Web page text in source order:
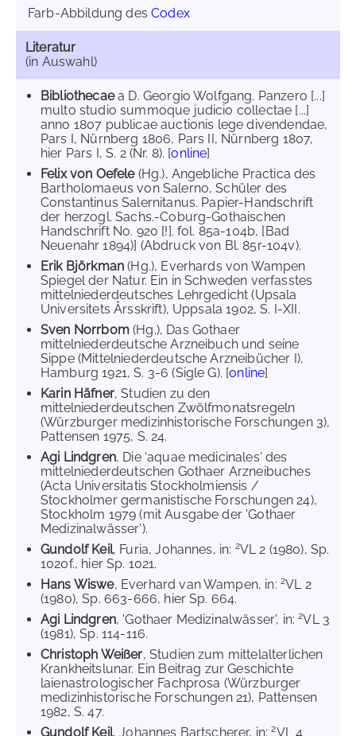
Farb-Abbildung desCodex
Literatur
(in Auswahl)
Bibliothecaea D. Georgio Wolfgang. Panzero [...]
multo studio summoque judicio collectae [...]
anno 1807 publicae auctionis lege divendendae,
Pars I, Nürnberg 1806, Pars II, Nürnberg 1807,
hier Pars I, S. 2 (Nr. 8). [online]
Felix von Oefele (Hg.), Angebliche Practica des
Bartholomaeus von Salerno, Schüler des
Constantinus Salernitanus. Papier-Handschrift
der herzogl. Sachs.-Coburg-Gothaischen
Handschrift No. 920 [!]. fol. 85a-104b, [Bad
Neuenahr 1894)] (Abdruck von Bl. 85r-104v).
Erik Björkman(Hg.), Everhards von Wampen
Spiegel der Natur. Ein in Schweden verfasstes
mittelniederdeutsches Lehrgedicht (Upsala
Universitets Årsskrift), Uppsala 1902, S. I-XII.
Sven Norrbom(Hg.), Das Gothaer
mittelniederdeutsche Arzneibuch und seine
Sippe (Mittelniederdeutsche Arzneibücher I),
Hamburg 1921, S. 3-6 (Sigle G). [online]
Karin Häfner, Studien zu den
mittelniederdeutschen Zwölfmonatsregeln
(Würzburger medizinhistorische Forschungen 3),
Pattensen 1975, S. 24.
Agi Lindgren, Die 'aquae medicinales' des
mittelniederdeutschen Gothaer Arzneibuches
(Acta Universitatis Stockholmiensis /
Stockholmer germanistische Forschungen 24),
Stockholm 1979 (mit Ausgabe der 'Gothaer
Medizinalwässer').
Gundolf Keil, Furia, Johannes, in: 2VL 2 (1980), Sp.
1020f., hier Sp. 1021.
Hans Wiswe, Everhard van Wampen, in: 2VL 2
(1980), Sp. 663-666, hier Sp. 664.
Agi Lindgren, 'Gothaer Medizinalwässer', in:2VL 3
(1981), Sp. 114-116.
Christoph Weißer, Studien zum mittelalterlichen
Krankheitslunar. Ein Beitrag zur Geschichte
laienastrologischer Fachprosa (Würzburger
medizinhistorische Forschungen 21), Pattensen
1982, S. 47.
Gundolf Keil, Johannes Bartscherer, in:2VL 4